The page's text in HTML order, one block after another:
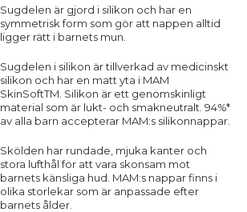
Sugdelen är gjord i silikon och har en
symmetrisk form som gör att nappen alltid
ligger rätt i barnets mun.
Sugdelen i silikon är tillverkad av medicinskt
silikon och har en matt yta i MAM
SkinSoftTM. Silikon är ett genomskinligt
material som är lukt- och smakneutralt. 94%*
av alla barn accepterar MAM:s silikonnappar.
Skölden har rundade, mjuka kanter och
stora lufthål för att vara skonsam mot
barnets känsliga hud. MAM:s nappar finns i
olika storlekar som är anpassade efter
barnets ålder.